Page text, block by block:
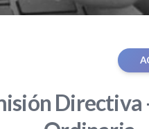
Directiva